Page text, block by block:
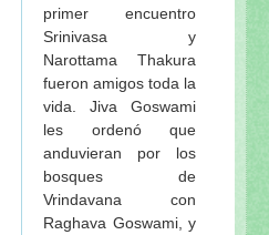
primer encuentro
Srinivasa y
Narottama Thakura
fueron amigos toda la
vida. Jiva Goswami
les ordenó que
anduvieran por los
bosques de
Vrindavana con
Raghava Goswami, y